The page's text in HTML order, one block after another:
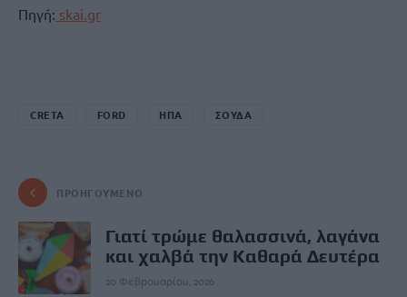
Πηγή: skai.gr
CRETA FORD ΗΠΑ ΣΟΥΔΑ
ΠΡΟΗΓΟΎΜΕΝΟ
Γιατί τρώμε θαλασσινά, λαγάνα
και χαλβά την Καθαρά Δευτέρα
20 Φεβρουαρίου, 2026